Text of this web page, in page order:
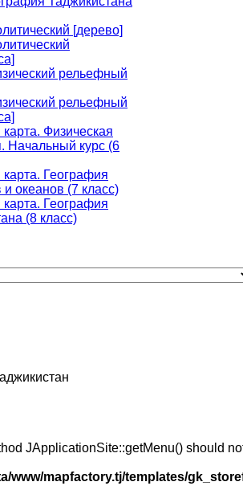
[дерево]
рельефный
рельефный
карта. Физическая
Начальный курс (6
карта. География
и океанов (7 класс)
карта. География
(8 класс)
JApplicationSite::getMenu() should
www/mapfactory.tj/templates/